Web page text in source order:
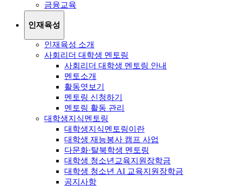
금융교육
인재육성
인재육성 소개
사회리더 대학생 멘토링
사회리더 대학생 멘토링 안내
멘토소개
활동엿보기
멘토링 신청하기
멘토링 활동 관리
대학생지식멘토링
대학생지식멘토링이란
대학생 재능봉사 캠프 사업
다문화·탈북학생 멘토링
대학생 청소년교육지원장학금
대학생 청소년 AI 교육지원장학금
공지사항